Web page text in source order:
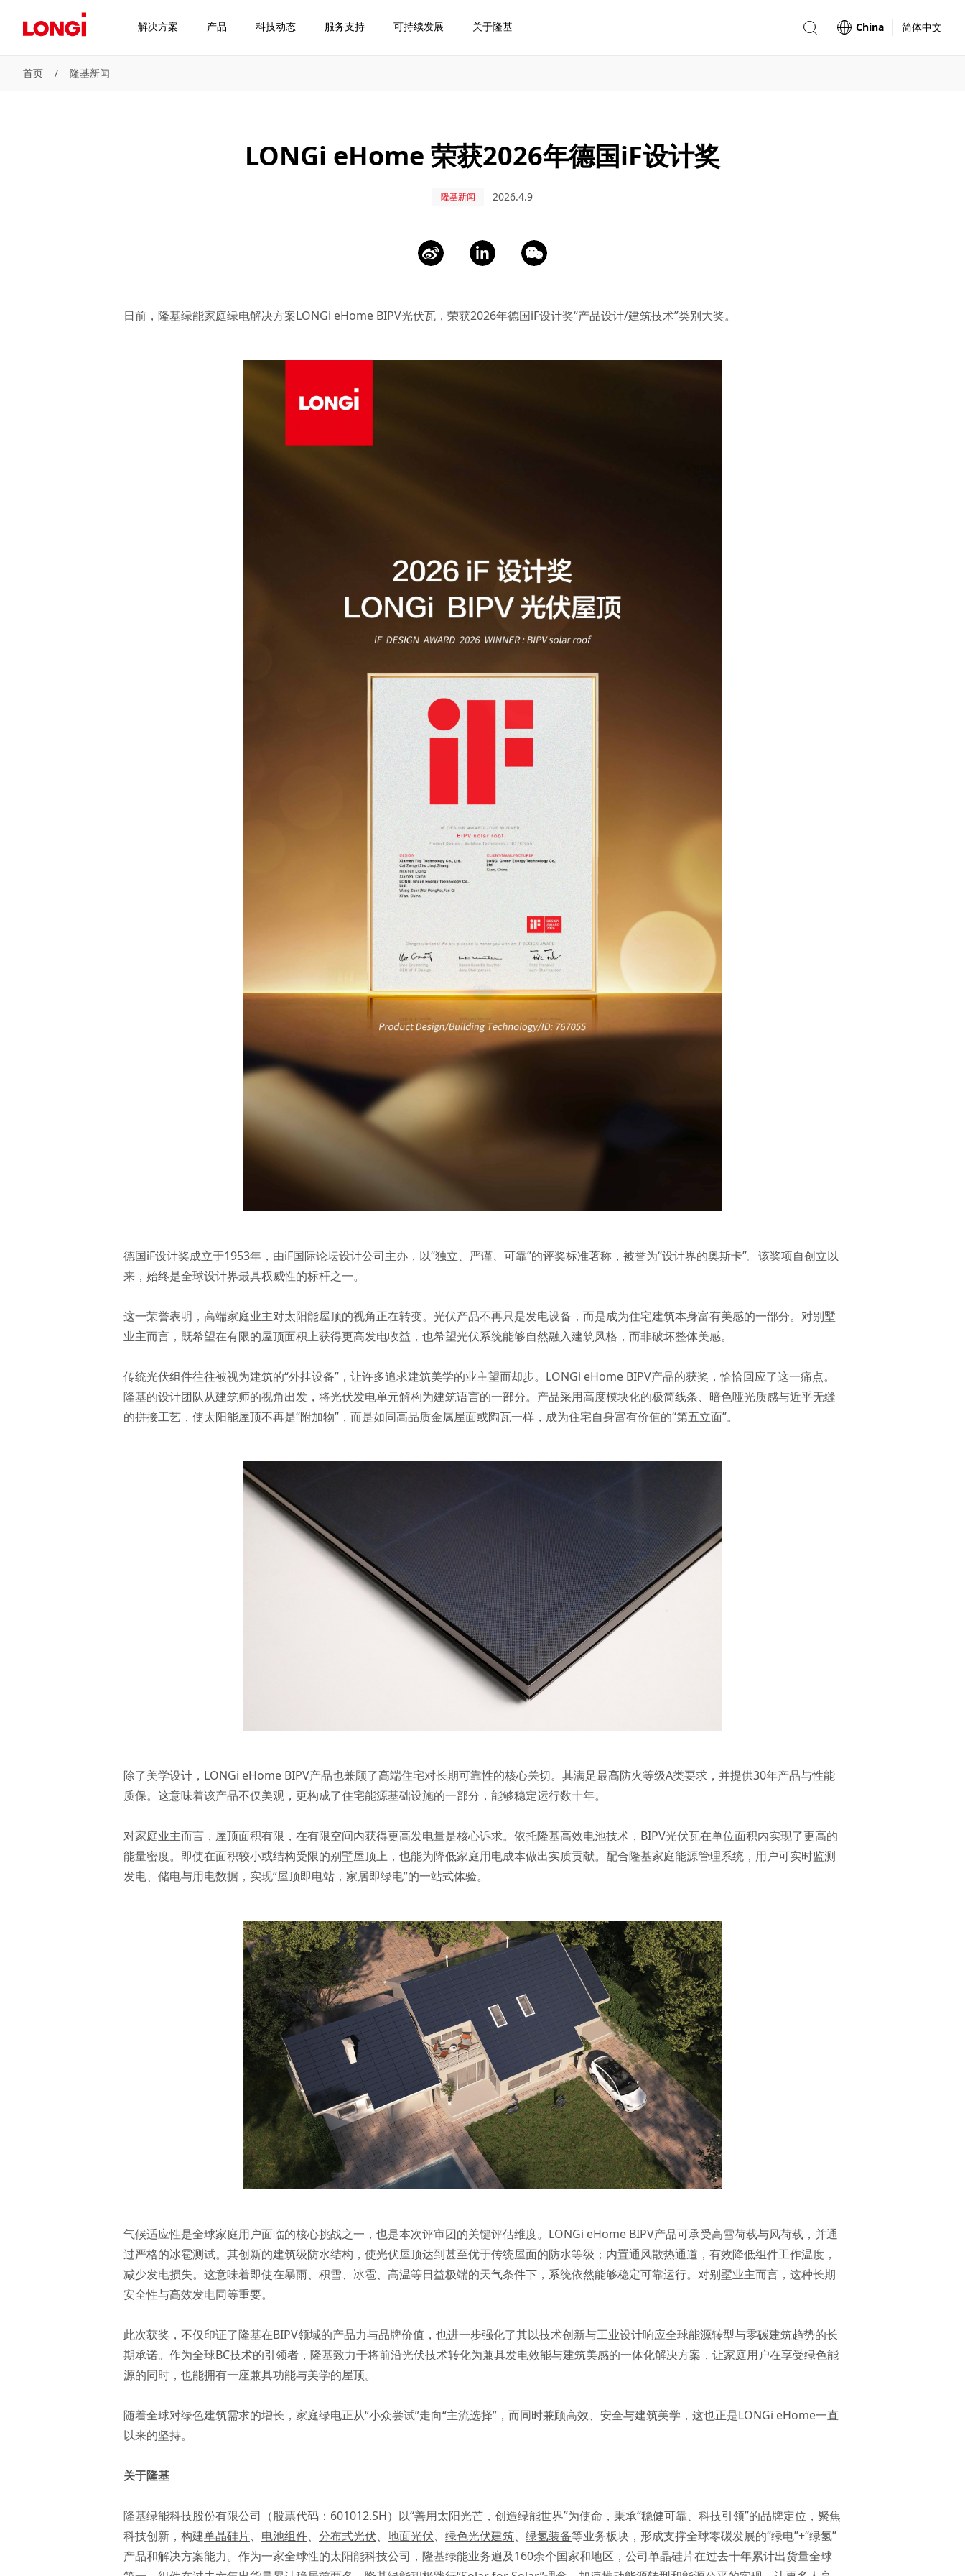
解决方案 产品 科技动态 服务支持 可持续发展 关于隆基 China 简体中文
首页 / 隆基新闻
LONGi eHome 荣获2026年德国iF设计奖
隆基新闻 2026.4.9
日前，隆基绿能家庭绿电解决方案LONGi eHome BIPV光伏瓦，荣获2026年德国iF设计奖“产品设计/建筑技术”类别大奖。
德国iF设计奖成立于1953年，由iF国际论坛设计公司主办，以“独立、严谨、可靠”的评奖标准著称，被誉为“设计界的奥斯卡”。该奖项自创立以
来，始终是全球设计界最具权威性的标杆之一。
这一荣誉表明，高端家庭业主对太阳能屋顶的视角正在转变。光伏产品不再只是发电设备，而是成为住宅建筑本身富有美感的一部分。对别墅
业主而言，既希望在有限的屋顶面积上获得更高发电收益，也希望光伏系统能够自然融入建筑风格，而非破坏整体美感。
传统光伏组件往往被视为建筑的“外挂设备”，让许多追求建筑美学的业主望而却步。LONGi eHome BIPV产品的获奖，恰恰回应了这一痛点。
隆基的设计团队从建筑师的视角出发，将光伏发电单元解构为建筑语言的一部分。产品采用高度模块化的极简线条、暗色哑光质感与近乎无缝
的拼接工艺，使太阳能屋顶不再是“附加物”，而是如同高品质金属屋面或陶瓦一样，成为住宅自身富有价值的“第五立面”。
除了美学设计，LONGi eHome BIPV产品也兼顾了高端住宅对长期可靠性的核心关切。其满足最高防火等级A类要求，并提供30年产品与性能
质保。这意味着该产品不仅美观，更构成了住宅能源基础设施的一部分，能够稳定运行数十年。
对家庭业主而言，屋顶面积有限，在有限空间内获得更高发电量是核心诉求。依托隆基高效电池技术，BIPV光伏瓦在单位面积内实现了更高的
能量密度。即使在面积较小或结构受限的别墅屋顶上，也能为降低家庭用电成本做出实质贡献。配合隆基家庭能源管理系统，用户可实时监测
发电、储电与用电数据，实现“屋顶即电站，家居即绿电”的一站式体验。
气候适应性是全球家庭用户面临的核心挑战之一，也是本次评审团的关键评估维度。LONGi eHome BIPV产品可承受高雪荷载与风荷载，并通
过严格的冰雹测试。其创新的建筑级防水结构，使光伏屋顶达到甚至优于传统屋面的防水等级；内置通风散热通道，有效降低组件工作温度，
减少发电损失。这意味着即使在暴雨、积雪、冰雹、高温等日益极端的天气条件下，系统依然能够稳定可靠运行。对别墅业主而言，这种长期
安全性与高效发电同等重要。
此次获奖，不仅印证了隆基在BIPV领域的产品力与品牌价值，也进一步强化了其以技术创新与工业设计响应全球能源转型与零碳建筑趋势的长
期承诺。作为全球BC技术的引领者，隆基致力于将前沿光伏技术转化为兼具发电效能与建筑美感的一体化解决方案，让家庭用户在享受绿色能
源的同时，也能拥有一座兼具功能与美学的屋顶。
随着全球对绿色建筑需求的增长，家庭绿电正从“小众尝试”走向“主流选择”，而同时兼顾高效、安全与建筑美学，这也正是LONGi eHome一直
以来的坚持。
关于隆基
隆基绿能科技股份有限公司（股票代码：601012.SH）以“善用太阳光芒，创造绿能世界”为使命，秉承“稳健可靠、科技引领”的品牌定位，聚焦
科技创新，构建单晶硅片、 电池组件、 分布式光伏、 地面光伏、 绿色光伏建筑、 绿氢装备等业务板块，形成支撑全球零碳发展的“绿电”+“绿氢”
产品和解决方案能力。作为一家全球性的太阳能科技公司，隆基绿能业务遍及160余个国家和地区，公司单晶硅片在过去十年累计出货量全球